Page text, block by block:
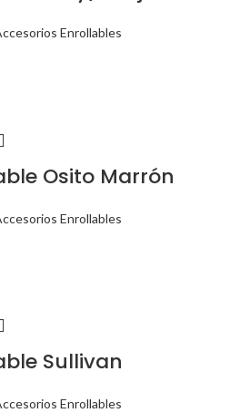
Enrollables
Osito Marrón
Enrollables
Sullivan
Enrollables